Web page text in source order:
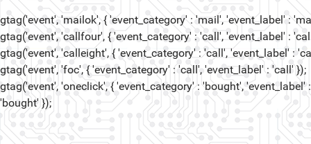
gtag('event', 'mailok', { 'event_category' : 'mail', 'event_label' :
gtag('event', 'callfour', { 'event_category' : 'call', 'event_label' :
gtag('event', 'calleight', { 'event_category' : 'call', 'event_label' :
gtag('event', 'foc', { 'event_category' : 'call', 'event_label' : 'call' });
gtag('event', 'oneclick', { 'event_category' : 'bought', 'event_label' :
'bought' });